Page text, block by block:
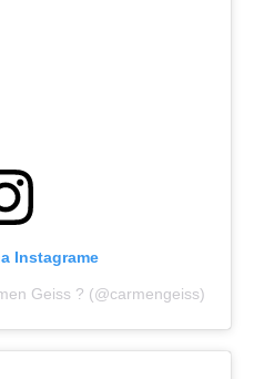
Instagrame
Geiss ? (@carmengeiss)